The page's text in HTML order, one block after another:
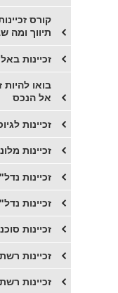
קורס
תיווך ומה
זכיינות
בואו להיות
אל הנכס
זכיינות
זכיינות
זכיינות
זכיינות
זכיינות
זכיינות
זכיינות